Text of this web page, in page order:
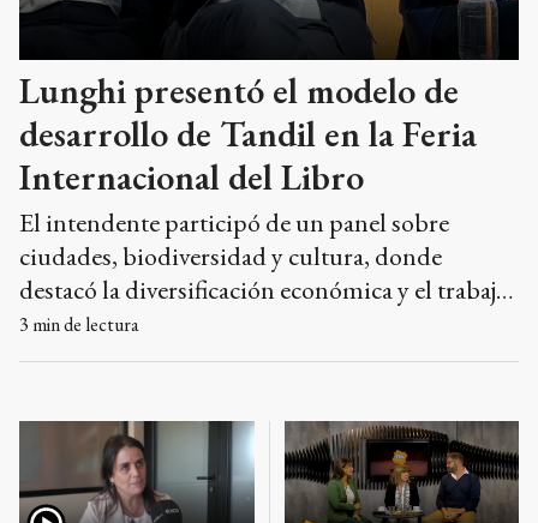
Lunghi presentó el modelo de
desarrollo de Tandil en la Feria
Internacional del Libro
El intendente participó de un panel sobre
ciudades, biodiversidad y cultura, donde
destacó la diversificación económica y el trabajo
articulado como claves del crecimiento local.
3 min de lectura